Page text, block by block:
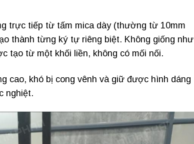
trực tiếp từ tấm mica dày (thường từ 10mm
thành từng ký tự riêng biệt. Không giống như
tạo từ một khối liền, không có mối nối.
cao, khó bị cong vênh và giữ được hình dáng
nghiệt.